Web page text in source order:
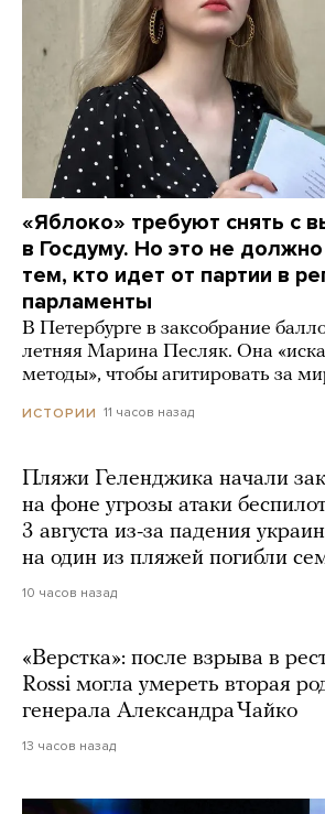
«Яблоко» требуют снять с
в Госдуму. Но это не
тем, кто идет от партии в
парламенты
В Петербурге в заксобрание
летняя Марина Песляк. Она
методы», чтобы агитировать за
ИСТОРИИ 11 часов назад
Пляжи Геленджика начали
на фоне угрозы атаки
3 августа из-за падения
на один из пляжей погибли
10 часов назад
«Верстка»: после взрыва в
Rossi могла умереть вторая
генерала Александра Чайко
13 часов назад